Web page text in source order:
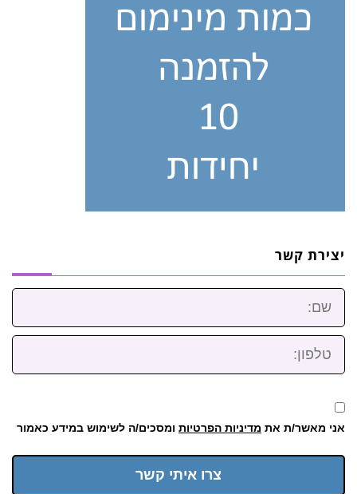
יצירת קשר
שם:
טלפון:
אני מאשר/ת את מדיניות הפרטיות ומסכים/ה לשימוש במידע כאמור
צרו איתי קשר